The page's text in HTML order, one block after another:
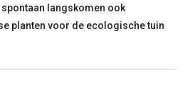
spontaan langskomen ook
planten voor de ecologische tuin